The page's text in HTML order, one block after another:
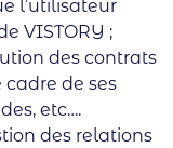
l’utilisateur
VISTORY ;
des contrats
de ses
etc….
des relations